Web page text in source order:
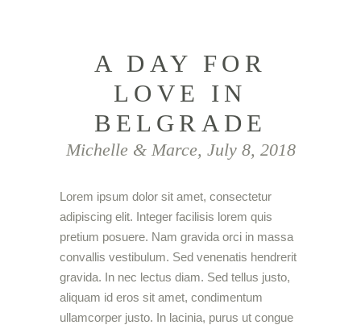
A DAY FOR
LOVE IN
BELGRADE
Michelle & Marce, July 8, 2018
Lorem ipsum dolor sit amet, consectetur
adipiscing elit. Integer facilisis lorem quis
pretium posuere. Nam gravida orci in massa
convallis vestibulum. Sed venenatis hendrerit
gravida. In nec lectus diam. Sed tellus justo,
aliquam id eros sit amet, condimentum
ullamcorper justo. In lacinia, purus ut congue